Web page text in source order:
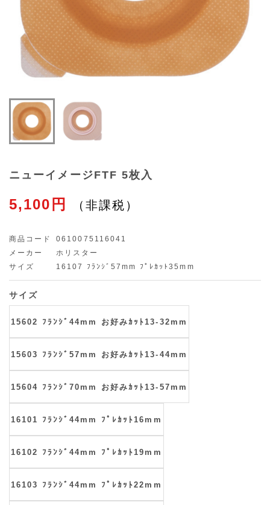
ニューイメージFTF 5枚入
5,100円
商品コード
0610075116041
メーカー
ホリスター
サイズ
16107 ﾌﾗﾝｼﾞ57mm ﾌﾟﾚｶｯﾄ35mm
サイズ
15602 ﾌﾗﾝｼﾞ44mm お好みｶｯﾄ13-32mm
15603 ﾌﾗﾝｼﾞ57mm お好みｶｯﾄ13-44mm
15604 ﾌﾗﾝｼﾞ70mm お好みｶｯﾄ13-57mm
16101 ﾌﾗﾝｼﾞ44mm ﾌﾟﾚｶｯﾄ16mm
16102 ﾌﾗﾝｼﾞ44mm ﾌﾟﾚｶｯﾄ19mm
16103 ﾌﾗﾝｼﾞ44mm ﾌﾟﾚｶｯﾄ22mm